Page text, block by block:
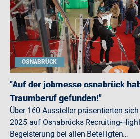
OSNABRÜCK
"Auf der jobmesse osnabrück
Traumberuf gefunden!"
Über 160 Aussteller präsentierten
2025 auf Osnabrücks Recruiting-
Begeisterung bei allen Beteiligten…